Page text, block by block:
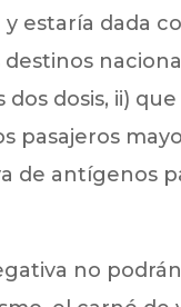
y estaría dada
dosis, ii)
pasajeros
de antígenos
no